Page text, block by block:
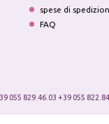
spese di
FAQ
055 829.46.03 +39 055